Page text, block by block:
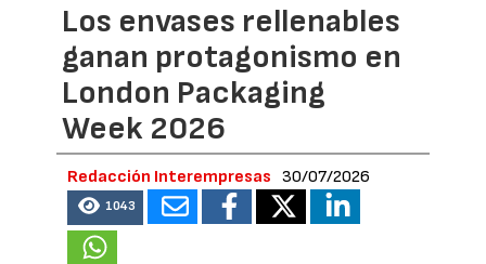
Los envases rellenables
ganan protagonismo en
London Packaging
Week 2026
Redacción Interempresas 30/07/2026
1043